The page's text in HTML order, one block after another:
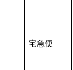
宅急便